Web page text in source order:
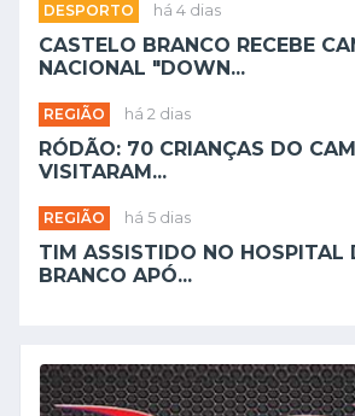
DESPORTO há 4 dias
CASTELO BRANCO RECEBE
NACIONAL "DOWN...
REGIÃO há 2 dias
RÓDÃO: 70 CRIANÇAS DO
VISITARAM...
REGIÃO há 5 dias
TIM ASSISTIDO NO HOSPITAL
BRANCO APÓ...